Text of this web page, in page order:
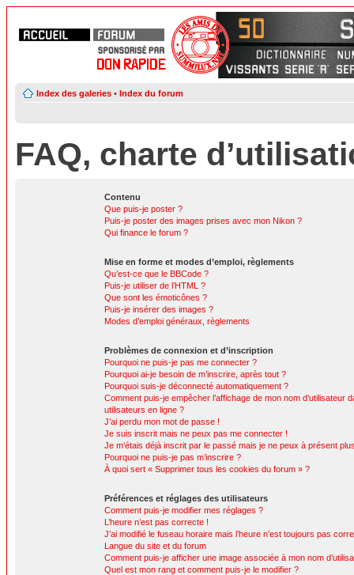
Index des galeries • Index du forum
FAQ, charte
Contenu
Que puis-je poster ?
Puis-je poster des images prises avec mon Nikon ?
Qui finance le forum ?
Mise en forme et modes d’emploi, règlements
Qu’est-ce que le BBCode ?
Puis-je utiliser de l’HTML ?
Que sont les émoticônes ?
Puis-je insérer des images ?
Modes d’emploi généraux, règlements
Problèmes de connexion et d’inscription
Pourquoi ne puis-je pas me connecter ?
Pourquoi ai-je besoin de m’inscrire, après tout ?
Pourquoi suis-je déconnecté automatiquement ?
Comment puis-je empêcher l’affichage de mon nom d’utilisateur
utilisateurs en ligne ?
J’ai perdu mon mot de passe !
Je suis inscrit mais ne peux pas me connecter !
Je m’étais déjà inscrit par le passé mais je ne peux à présent
Pourquoi ne puis-je pas m’inscrire ?
À quoi sert « Supprimer tous les cookies du forum » ?
Préférences et réglages des utilisateurs
Comment puis-je modifier mes réglages ?
L’heure n’est pas correcte !
J’ai modifié le fuseau horaire mais l’heure n’est toujours pas
Langue du site et du forum
Comment puis-je afficher une image associée à mon nom
Quel est mon rang et comment puis-je le modifier ?